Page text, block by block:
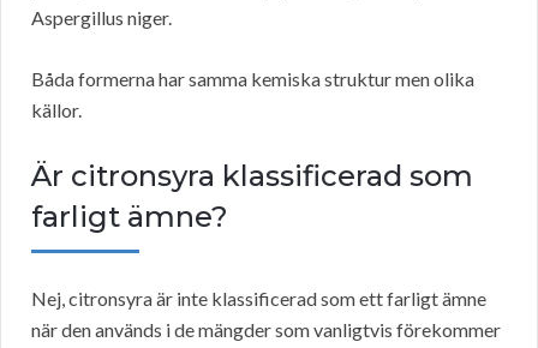
Aspergillus niger.
Båda formerna har samma kemiska struktur men olika
källor.
Är citronsyra klassificerad som
farligt ämne?
Nej, citronsyra är inte klassificerad som ett farligt ämne
när den används i de mängder som vanligtvis förekommer